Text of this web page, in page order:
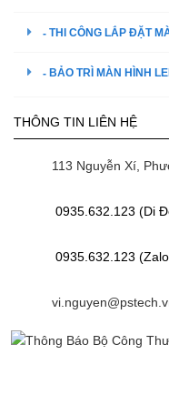
THI CÔNG LẮP ĐẶT
BẢO TRÌ MÀN HÌNH
THÔNG TIN LIÊN HỆ
113 Nguyễn Xí,
0935.632.123 (Di
0935.632.123